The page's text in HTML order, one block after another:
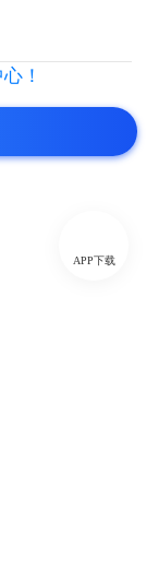
！
APP下载